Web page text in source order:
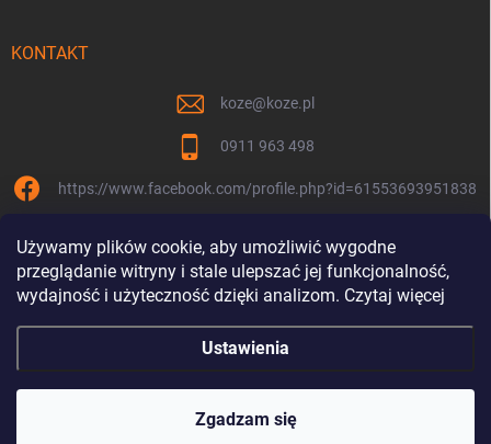
Używamy plików cookie, aby umożliwić wygodne
przeglądanie witryny i stale ulepszać jej funkcjonalność,
wydajność i użyteczność dzięki analizom. Czytaj więcej
Ustawienia
Zgadzam się
KONTAKT
koze@koze.pl
0911 963 498
https://www.facebook.com/profile.php?id=61553693951838
Jesteśmy razem od 9 lat
Koze.pl . Wszystkie prawa zastrzeżone.